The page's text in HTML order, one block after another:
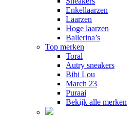
Enkellaarzen
Laarzen
Hoge laarzen
Ballerina’s
Top merken
Toral
Autry sneakers
Bibi Lou
March 23
Puraai
Bekijk alle merken